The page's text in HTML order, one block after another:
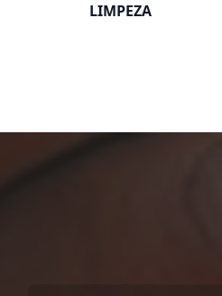
LIMPEZA